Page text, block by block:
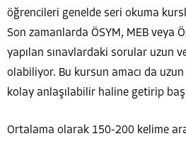
öğrencileri genelde seri okuma
Son zamanlarda ÖSYM, MEB veya
yapılan sınavlardaki sorular uzun
olabiliyor. Bu kursun amacı da uzun
kolay anlaşılabilir haline getirip
Ortalama olarak 150-200 kelime